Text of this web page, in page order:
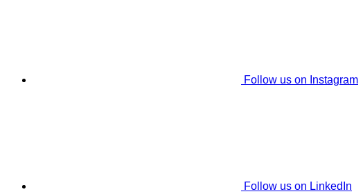
Follow us on Instagram
Follow us on LinkedIn